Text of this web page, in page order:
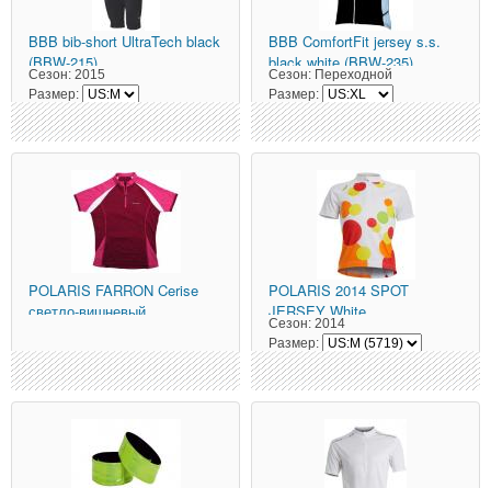
BBB bib-short UltraTech black
(BBW-215)
Сезон: 2015
Размер:
BBB ComfortFit jersey s.s.
black white (BBW-235)
Сезон: Переходной
Размер:
POLARIS FARRON Cerise
светло-вишневый
POLARIS 2014 SPOT
JERSEY White
Сезон: 2014
Размер: